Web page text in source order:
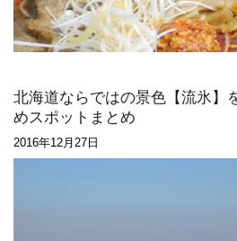
北海道ならではの景色【流氷】
めスポットまとめ
2016年12月27日